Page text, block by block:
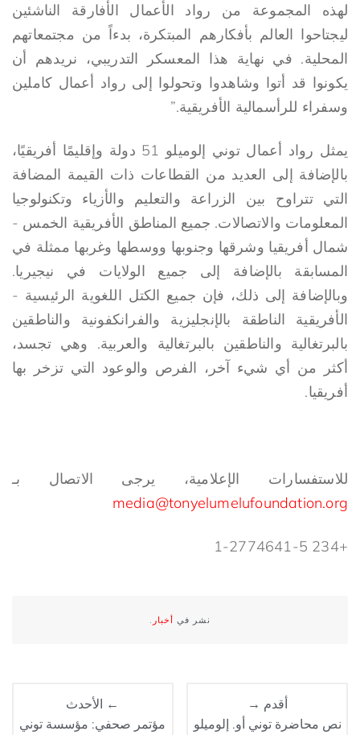
لهذه المجموعة من رواد الأعمال الأفارقة الناشئين
ليجتاحوا العالم بأفكارهم المبتكرة، بدءاً من مجتمعاتهم
المحلية. في نهاية هذا المعسكر التدريبي، نريدهم أن
يكونوا قد أتوا وشاهدوا وتحولوا إلى رواد أعمال كاملين
وسفراء للرأسمالية الأفريقية.”
يمثل رواد أعمال توني إلوميلو 51 دولة وإقليمًا أفريقيًا،
بالإضافة إلى العديد من القطاعات ذات القيمة المضافة
التي تتراوح بين الزراعة والتعليم والأزياء وتكنولوجيا
المعلومات والاتصالات. جميع المناطق الأفريقية الخمس -
شمال أفريقيا وشرقها وجنوبها ووسطها وغربها ممثلة في
المسابقة بالإضافة إلى جميع الولايات في نيجيريا.
وبالإضافة إلى ذلك، فإن جميع الكتل اللغوية الرئيسية -
الأفريقية الناطقة بالإنجليزية والفرانكفونية والناطقين
بالبرتغالية والناطقين بالبرتغالية والعربية. وهي تجسد،
أكثر من أي شيء آخر، الفرص والوعود التي تزخر بها
أفريقيا.
للاستفسارات الإعلامية، يرجى الاتصال بـ
media@tonyelumelufoundation.org
+234 1-2774641-5
نشر في أخبار .
← الأحدث
مؤتمر صحفي: مؤسسة توني
أقدم →
نص محاضرة توني أو. إلوميلو